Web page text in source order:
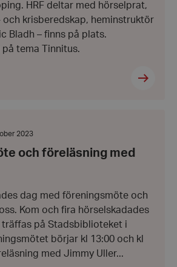
HRF deltar med hörselprat,
och krisberedskap, heminstruktör
Bladh – finns på plats.
tema Tinnitus.
2023
och föreläsning med
dag med föreningsmöte och
Kom och fira hörselskadades
träffas på Stadsbiblioteket i
börjar kl 13:00 och kl
med Jimmy Uller...